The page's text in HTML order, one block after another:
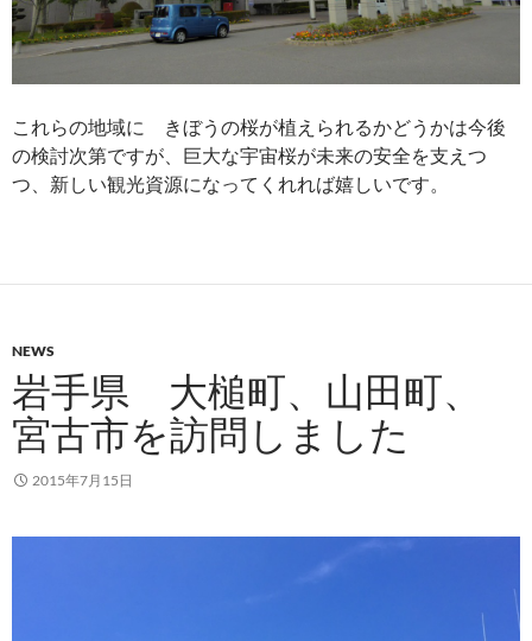
これらの地域に きぼうの桜が植えられるかどうかは今後
の検討次第ですが、巨大な宇宙桜が未来の安全を支えつ
つ、新しい観光資源になってくれれば嬉しいです。
NEWS
岩手県 大槌町、山田町、
宮古市を訪問しました
2015年7月15日